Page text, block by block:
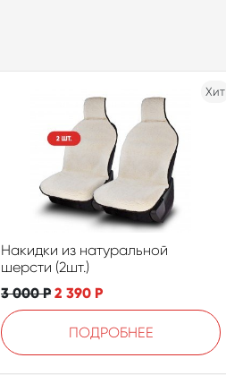
Хит
Накидки из натуральной
шерсти (2шт.)
3 000Р 2 390 Р
ПОДРОБНЕЕ